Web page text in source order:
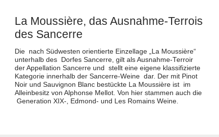
La Moussière, das Ausnahme-Terrois
des Sancerre
Die nach Südwesten orientierte Einzellage „La Moussière“
unterhalb des Dorfes Sancerre, gilt als Ausnahme-Terroir
der Appellation Sancerre und stellt eine eigene klassifizierte
Kategorie innerhalb der Sancerre-Weine dar. Der mit Pinot
Noir und Sauvignon Blanc bestückte La Moussière ist im
Alleinbesitz von Alphonse Mellot. Von hier stammen auch die
Generation XIX-, Edmond- und Les Romains Weine.